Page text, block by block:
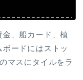
、船カード、植
ードにはストッ
マスにタイルをラ